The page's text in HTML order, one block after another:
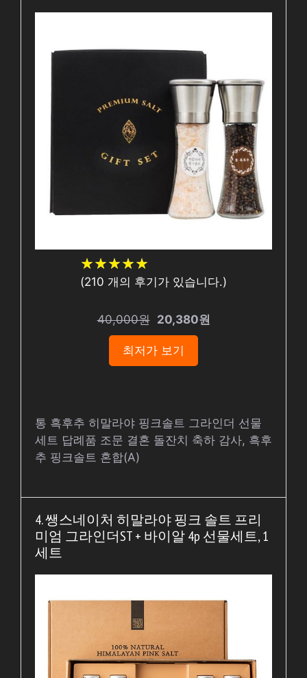
★★★★★
★★★★★
(210 개의 후기가 있습니다.)
40,000원 20,380원
최저가 보기
통 흑후추 히말라야 핑크솔트 그라인더 선물
세트 답례품 조문 결혼 돌잔치 축하 감사, 흑후
추 핑크솔트 혼합(A)
4. 쌩스네이처 히말라야 핑크 솔트 프리
미엄 그라인더ST + 바이알 4p 선물세트, 1
세트